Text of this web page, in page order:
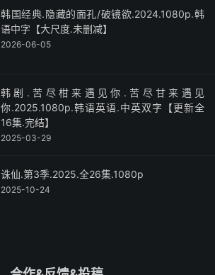
韩国经典.隐藏的面孔/破镜欲.2024.1080p.韩
语中字【大尺度.未删减】
2026-06-05
韩剧.苦尽柑来遇见你.苦尽甘来遇见
你.2025.1080p.韩语英语.中英双字【更新全
16集.完结】
2025-03-29
诛仙.第3季.2025.全26集.1080p
2025-10-24